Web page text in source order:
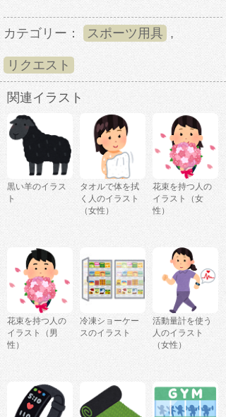
カテゴリー： スポーツ用具 ,
リクエスト
関連イラスト
黒い羊のイラス
ト
タオルで体を拭
く人のイラスト
（女性）
花束を持つ人の
イラスト（女
性）
花束を持つ人の
イラスト（男
性）
冷凍ショーケー
スのイラスト
活動量計を使う
人のイラスト
（女性）